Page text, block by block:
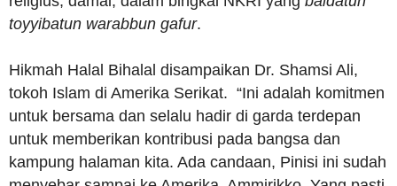
toyyibatun warabbun gafur.
Hikmah Halal Bihalal disampaikan Dr. Shamsi Ali,
tokoh Islam di Amerika Serikat. “Ini adalah komitmen
untuk bersama dan selalu hadir di garda terdepan
untuk memberikan kontribusi pada bangsa dan
kampung halaman kita. Ada candaan, Pinisi ini sudah